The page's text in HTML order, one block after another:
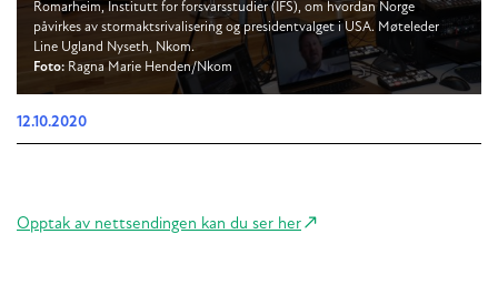
Romarheim, Institutt for forsvarsstudier (IFS), om hvordan Norge
påvirkes av stormaktsrivalisering og presidentvalget i USA. Møteleder
Line Ugland Nyseth, Nkom.
Foto: Ragna Marie Henden/Nkom
12.10.2020
Opptak av nettsendingen kan du ser her